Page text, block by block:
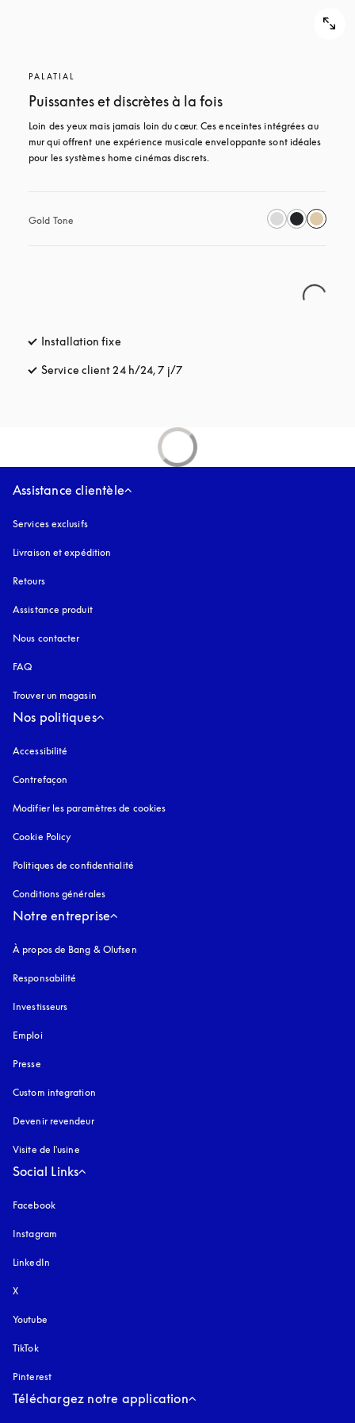
PALATIAL
Puissantes et discrètes à la fois
Loin des yeux mais jamais loin du cœur. Ces enceintes intégrées au
mur qui offrent une expérience musicale enveloppante sont idéales
pour les systèmes home cinémas discrets.
Gold Tone
Installation fixe
Service client 24 h/24, 7 j/7s’ouvre dans un nouvel onglet
Assistance clientèle
Services exclusifs
Livraison et expédition
Retours
Assistance produit
Nous contacter
FAQ
Trouver un magasin
Nos politiques
Accessibilité
Contrefaçon
Modifier les paramètres de cookies
Cookie Policy
Politiques de confidentialité
Conditions générales
Notre entreprise
À propos de Bang & Olufsen
Responsabilité
Investisseurs
Emploi
Presse
Custom integration
Devenir revendeur
Visite de l'usine
Social Links
Facebook
Instagram
LinkedIn
X
Youtube
TikTok
Pinterest
Téléchargez notre application